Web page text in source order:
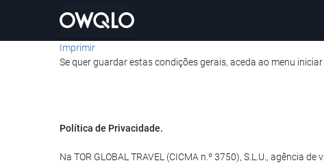
Imprimir
Se quer guardar estas condições gerais, aceda ao menu
Política de Privacidade.
Na TOR GLOBAL TRAVEL (CICMA n.º 3750), S.L.U., agência